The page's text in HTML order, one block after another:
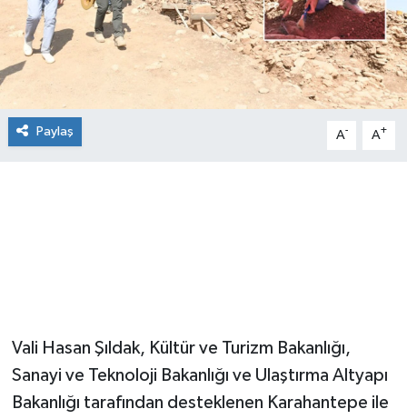
Paylaş A- A+
Vali Hasan Şıldak, Kültür ve Turizm Bakanlığı,
Sanayi ve Teknoloji Bakanlığı ve Ulaştırma Altyapı
Bakanlığı tarafından desteklenen Karahantepe ile